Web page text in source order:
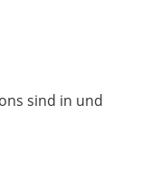
sind in und